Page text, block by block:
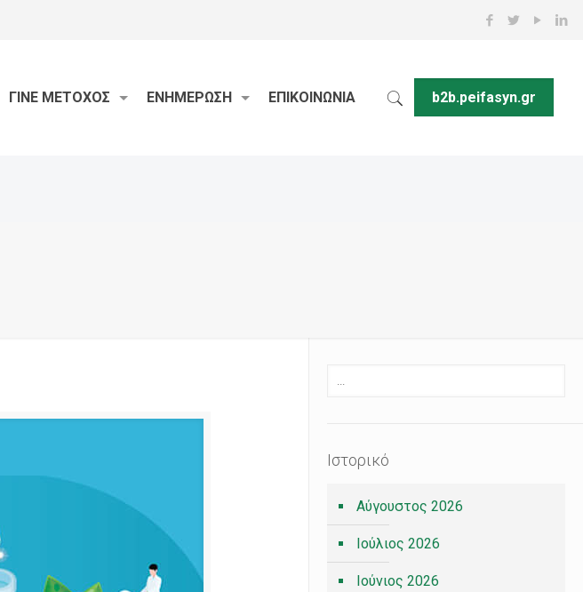
ΓΙΝΕ ΜΕΤΟΧΟΣ ΕΝΗΜΕΡΩΣΗ ΕΠΙΚΟΙΝΩΝΙΑ b2b.peifasyn.gr
Ιστορικό
Αύγουστος 2026
Ιούλιος 2026
Ιούνιος 2026